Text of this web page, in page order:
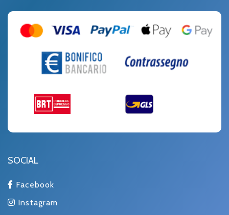
SOCIAL
Facebook
Instagram